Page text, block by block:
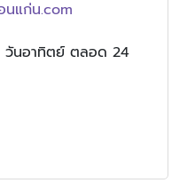
นแก่น.com
วันอาทิตย์ ตลอด 24